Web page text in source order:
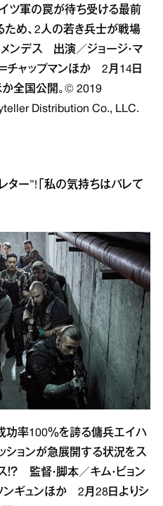
ツ軍の罠が待ち受ける最前
め、2人の若き兵士が戦場
ンデス 出演／ジョージ・マ
＝チャップマンほか 2月14日
か全国公開。© 2019
Distribution Co., LLC.
ター”!「私の気持ちはバレて
成功率100％を誇る傭兵エイハ
ションが急展開する状況をス
？ 監督・脚本／キム・ビョン
ンギュンほか 2月28日よりシ